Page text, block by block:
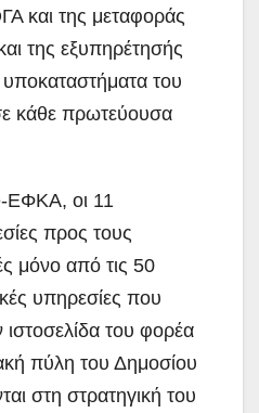
και της μεταφοράς
της εξυπηρέτησής
του
κάθε πρωτεύουσα
ΕΦΚΑ, οι 11
προς τους
μόνο από τις 50
υπηρεσίες που
του φορέα
πύλη του Δημοσίου
στη στρατηγική του